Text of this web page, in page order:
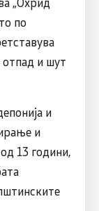
и
и
13 години,